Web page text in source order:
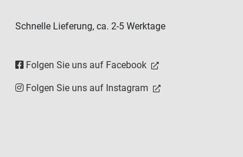
Schnelle Lieferung, ca. 2-5 Werktage
Folgen Sie uns auf Facebook
Folgen Sie uns auf Instagram